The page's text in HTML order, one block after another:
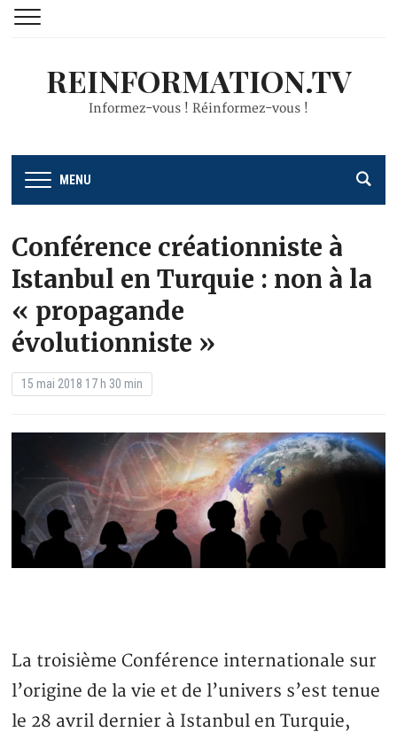
REINFORMATION.TV
Informez-vous ! Réinformez-vous !
MENU
Conférence créationniste à
Istanbul en Turquie : non à la
« propagande
évolutionniste »
15 mai 2018 17 h 30 min
La troisième Conférence internationale sur
l’origine de la vie et de l’univers s’est tenue
le 28 avril dernier à Istanbul en Turquie,